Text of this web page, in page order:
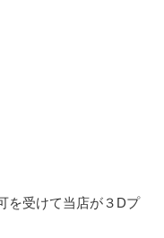
を受けて当店が３Dプ